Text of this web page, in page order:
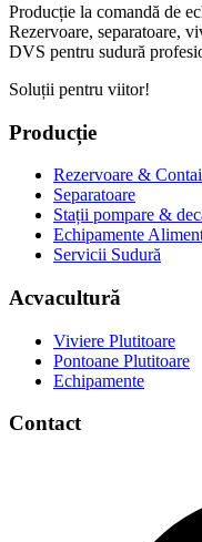
Producție la comandă de
Rezervoare, separatoare,
DVS pentru sudură
Soluții pentru viitor!
Producție
Rezervoare &
Separatoare
Stații pompare &
Echipamente
Servicii Sudură
Acvacultură
Viviere Plutitoare
Pontoane Plutitoare
Echipamente
Contact